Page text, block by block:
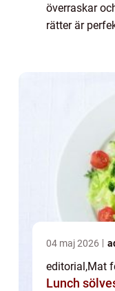
överraskar
rätter är
04 maj 2026
editorial,Mat
Lunch sölvesborg god